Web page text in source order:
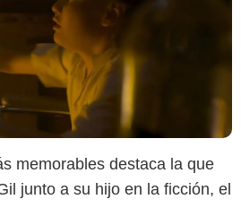
memorables destaca la que
junto a su hijo en la ficción, el